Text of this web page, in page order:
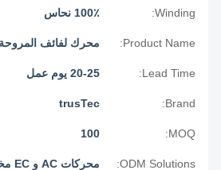
Winding:
Product Name: محرك لفائف المروحة
Lead Time: 20-25 يوم عمل
Brand:
trusTec
MOQ:
ODM Solutions: محركات AC و EC مخصصة